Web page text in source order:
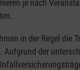
je nach
in der Regel die
der